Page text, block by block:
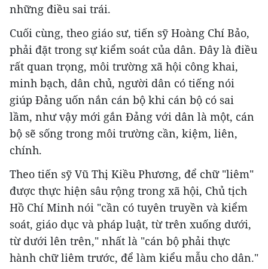
những điều sai trái.
Cuối cùng, theo giáo sư, tiến sỹ Hoàng Chí Bảo,
phải đặt trong sự kiểm soát của dân. Đây là điều
rất quan trọng, môi trường xã hội công khai,
minh bạch, dân chủ, người dân có tiếng nói
giúp Đảng uốn nắn cán bộ khi cán bộ có sai
lầm, như vậy mới gắn Đảng với dân là một, cán
bộ sẽ sống trong môi trường cần, kiệm, liên,
chính.
Theo tiến sỹ Vũ Thị Kiều Phương, để chữ "liêm"
được thực hiện sâu rộng trong xã hội, Chủ tịch
Hồ Chí Minh nói "cần có tuyên truyền và kiểm
soát, giáo dục và pháp luật, từ trên xuống dưới,
từ dưới lên trên," nhất là "cán bộ phải thực
hành chữ liêm trước, để làm kiểu mẫu cho dân."